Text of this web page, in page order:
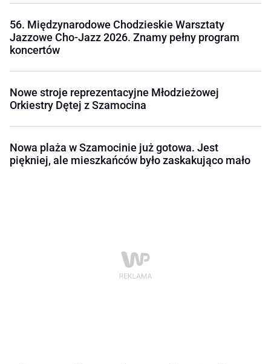
56. Międzynarodowe Chodzieskie Warsztaty
Jazzowe Cho-Jazz 2026. Znamy pełny program
koncertów
Nowe stroje reprezentacyjne Młodzieżowej
Orkiestry Dętej z Szamocina
Nowa plaża w Szamocinie już gotowa. Jest
piękniej, ale mieszkańców było zaskakująco mało